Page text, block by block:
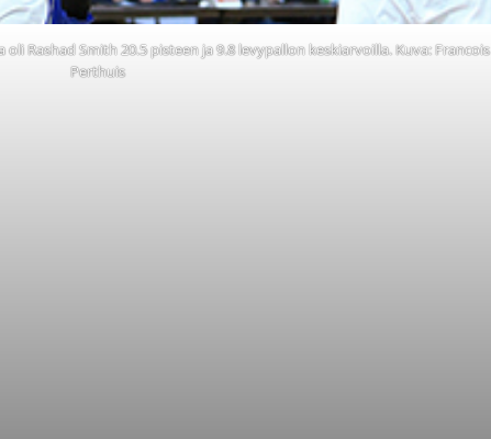
Rashad Smith 20.5 pisteen ja 9.8 levypallon keskiarvoilla. Kuva: Francois
Perthuis